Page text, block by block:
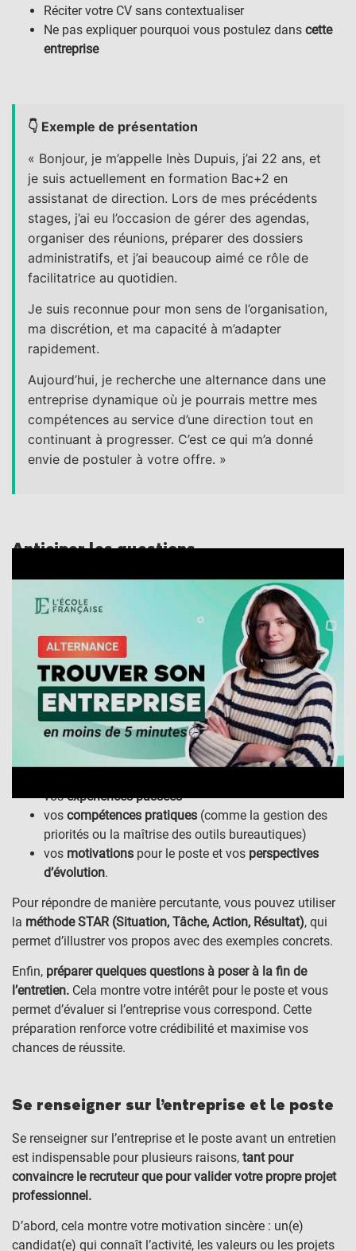
Réciter votre CV sans contextualiser
Ne pas expliquer pourquoi vous postulez dans cette
entreprise
👇 Exemple de présentation
« Bonjour, je m’appelle Inès Dupuis, j’ai 22 ans, et
je suis actuellement en formation Bac+2 en
assistanat de direction. Lors de mes précédents
stages, j’ai eu l’occasion de gérer des agendas,
organiser des réunions, préparer des dossiers
administratifs, et j’ai beaucoup aimé ce rôle de
facilitatrice au quotidien.
Je suis reconnue pour mon sens de l’organisation,
ma discrétion, et ma capacité à m’adapter
rapidement.
Aujourd’hui, je recherche une alternance dans une
entreprise dynamique où je pourrais mettre mes
compétences au service d’une direction tout en
continuant à progresser. C’est ce qui m’a donné
envie de postuler à votre offre. »
Anticiper les questions
Bien anticiper les questions d’un entretien d’embauche est
essentiel pour se présenter de manière claire, confiante et
convaincante. Pour cela, il faut d’abord
comprendre les
intentions du recruteur :
il cherche à vérifier si votre profil
correspond au poste, si vous êtes motivé(e), fiable et
doté(e) des compétences nécessaires.
Il est donc important de se préparer aux questions
classiques portant sur :
parcours
vosexpériences passées
vos compétences pratiques (comme la gestion des
priorités ou la maîtrise des outils bureautiques)
vos motivations pour le poste et vos perspectives
d’évolution.
Pour répondre de manière percutante, vous pouvez utiliser
la méthode STAR (Situation, Tâche, Action, Résultat), qui
permet d’illustrer vos propos avec des exemples concrets.
Enfin, préparer quelques questions à poser à la fin de
l’entretien. Cela montre votre intérêt pour le poste et vous
permet d’évaluer si l’entreprise vous correspond. Cette
préparation renforce votre crédibilité et maximise vos
chances de réussite.
Se renseigner sur l’entreprise et le poste
Se renseigner sur l’entreprise et le poste avant un entretien
est indispensable pour plusieurs raisons, tant pour
convaincre le recruteur que pour valider votre propre projet
professionnel.
D’abord, cela montre votre motivation sincère : un(e)
candidat(e) qui connaît l’activité, les valeurs ou les projets